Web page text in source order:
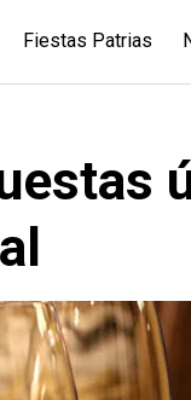
Fiestas Patrias